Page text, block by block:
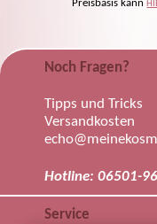
Preisbasis kann
Noch Fragen?
Tipps und Tricks
Versandkosten
Hotline: 06501-
Service